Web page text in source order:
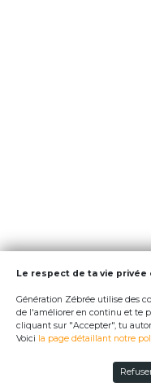
Le respect de ta vie privée
Génération Zébrée utilise des
de l'améliorer en continu et te
cliquant sur "Accepter", tu
Voici la page détaillant notre